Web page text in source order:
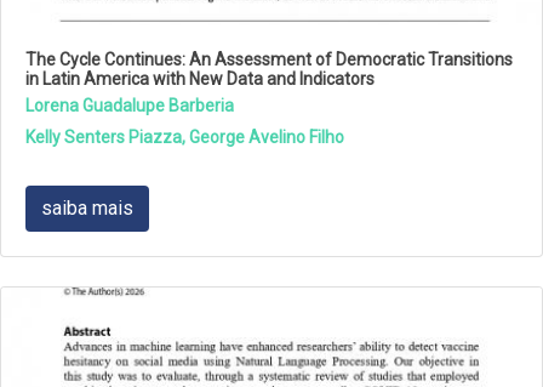
The Cycle Continues: An Assessment of Democratic Transitions
in Latin America with New Data and Indicators
Lorena Guadalupe Barberia
Kelly Senters Piazza, George Avelino Filho
saiba mais